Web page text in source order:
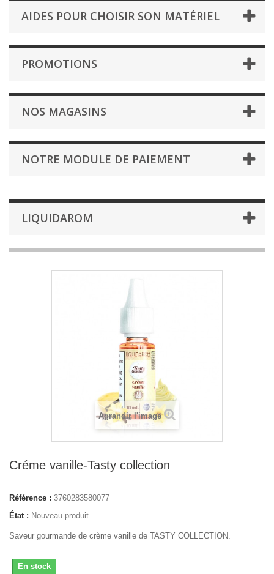
AIDES POUR CHOISIR SON MATÉRIEL
PROMOTIONS
NOS MAGASINS
NOTRE MODULE DE PAIEMENT
LIQUIDAROM
Agrandir l'image
Créme vanille-Tasty collection
Référence : 3760283580077
État : Nouveau produit
Saveur gourmande de crème vanille de TASTY COLLECTION.
En stock